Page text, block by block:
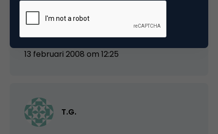
Echter, ik krijg die melding nu niet meer. Het
schijnt nu Safari-proof te zijn!
13 februari 2008 om 12:25
T.G.